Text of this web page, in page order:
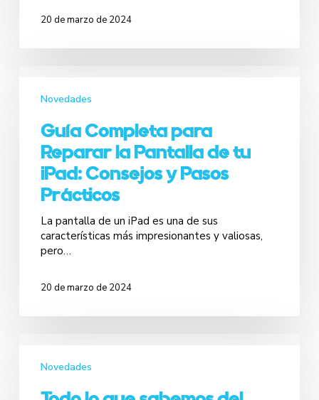
20 de marzo de 2024
Novedades
Guía Completa para
Reparar la Pantalla de tu
iPad: Consejos y Pasos
Prácticos
La pantalla de un iPad es una de sus
características más impresionantes y valiosas,
pero…
20 de marzo de 2024
Novedades